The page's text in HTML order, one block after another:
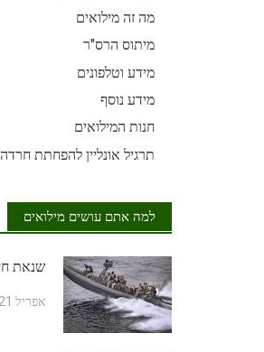
מה זה מילואים
מיתוס הרס"ר
מידע וטלפונים
מידע נוסף
חנות המילואים
תרגיל אונליין להפחתת חרדה
למה אתם עושים מילואים
שנאת
אפריל 21, 2024